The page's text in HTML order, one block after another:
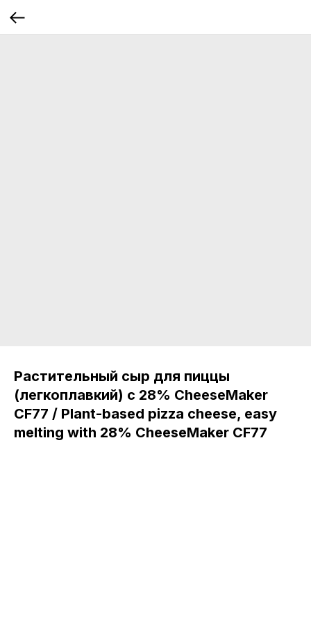
Растительный сыр для пиццы
(легкоплавкий) с 28% CheeseMaker
CF77 / Plant-based pizza cheese, easy
melting with 28% CheeseMaker CF77